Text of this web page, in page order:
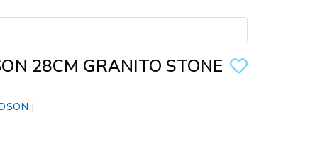
28CM GRANITO STONE
|